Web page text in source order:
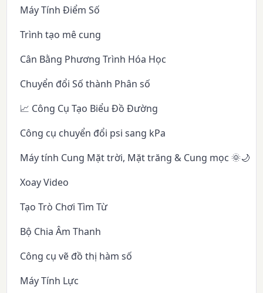
Máy Tính Điểm Số
Trình tạo mê cung
Cân Bằng Phương Trình Hóa Học
Chuyển đổi Số thành Phân số
📈 Công Cụ Tạo Biểu Đồ Đường
Công cụ chuyển đổi psi sang kPa
Máy tính Cung Mặt trời, Mặt trăng & Cung mọc 🌞🌙✨
Xoay Video
Tạo Trò Chơi Tìm Từ
Bộ Chia Âm Thanh
Công cụ vẽ đồ thị hàm số
Máy Tính Lực